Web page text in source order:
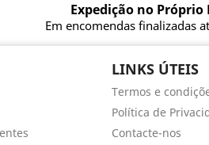
Expedição no Próprio
Em encomendas finalizadas
LINKS ÚTEIS
Termos e
Política de
Contacte-nos